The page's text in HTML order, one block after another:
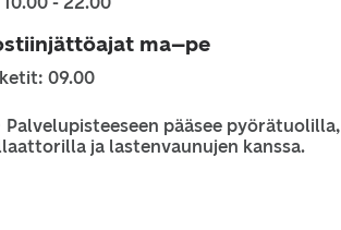
ma–pe
09.00
Palvelupisteeseen pääsee pyörätuolilla,
ja lastenvaunujen kanssa.